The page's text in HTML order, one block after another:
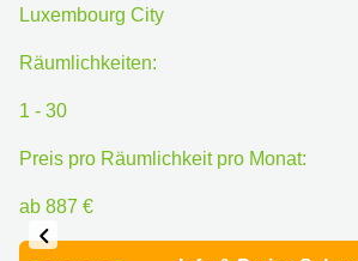
Luxembourg City
Räumlichkeiten:
1 - 30
Preis pro Räumlichkeit pro Monat:
ab 887 €